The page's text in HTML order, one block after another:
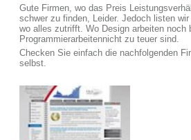
Gute Firmen, wo das Preis
schwer zu finden, Leider. Jedoch listen
wo alles zutrifft. Wo Design arbeiten noch
Programmierarbeitennicht zu teuer sind.
Checken Sie einfach die nachfolgenden
selbst.